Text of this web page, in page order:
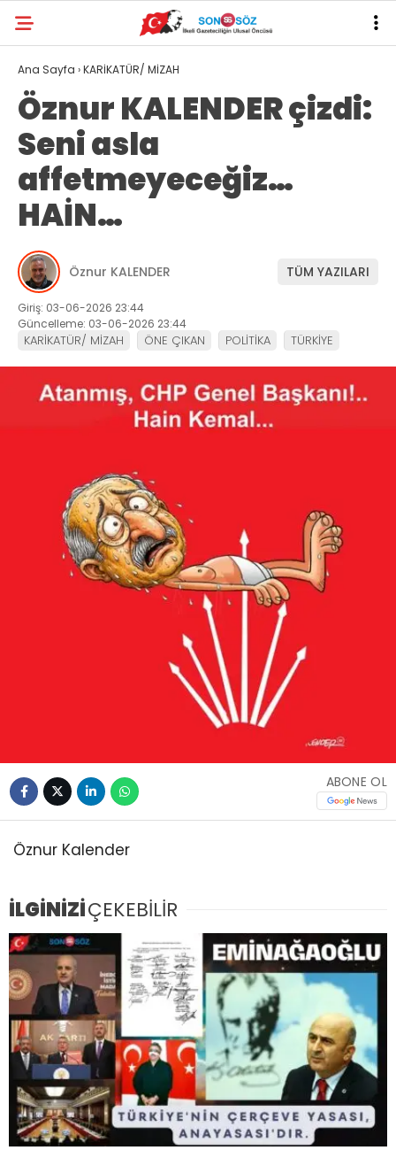
Ana Sayfa ›KARİKATÜR/ MİZAH
Öznur KALENDER çizdi:
Seni asla
affetmeyeceğiz…
HAİN…
Öznur KALENDER TÜM YAZILARI
Giriş: 03-06-2026 23:44
Güncelleme: 03-06-2026 23:44
KARİKATÜR/ MİZAH ÖNE ÇIKAN POLİTİKA TÜRKİYE
ABONE OL
Öznur Kalender
İLGİNİZİÇEKEBİLİR